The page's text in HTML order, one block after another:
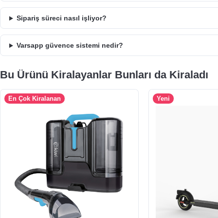
Sipariş süreci nasıl işliyor?
Varsapp güvence sistemi nedir?
Bu Ürünü Kiralayanlar Bunları da Kiraladı
En Çok Kiralanan Yeni